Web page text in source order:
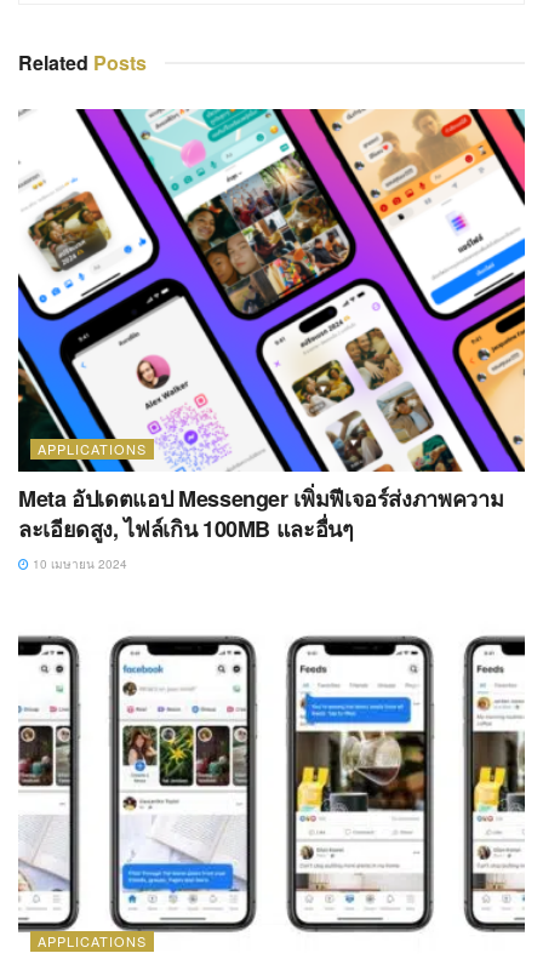
Related Posts
APPLICATIONS
Meta อัปเดตแอป Messenger เพิ่มฟีเจอร์ส่งภาพความ
ละเอียดสูง, ไฟล์เกิน 100MB และอื่นๆ
10 เมษายน 2024
APPLICATIONS